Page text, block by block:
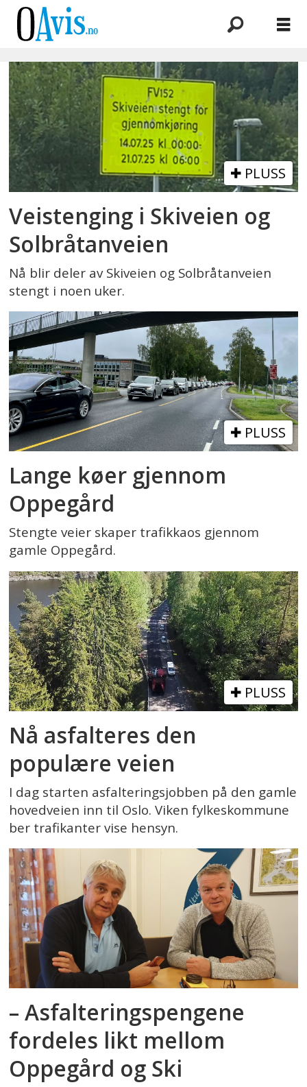
Emne:
vei
PLUSS
Veistenging i Skiveien og
Solbråtanveien
Nå blir deler av Skiveien og Solbråtanveien
stengt i noen uker.
PLUSS
Lange køer gjennom
Oppegård
Stengte veier skaper trafikkaos gjennom
gamle Oppegård.
PLUSS
Nå asfalteres den
populære veien
I dag starten asfalteringsjobben på den gamle
hovedveien inn til Oslo. Viken fylkeskommune
ber trafikanter vise hensyn.
– Asfalteringspengene
fordeles likt mellom
Oppegård og Ski